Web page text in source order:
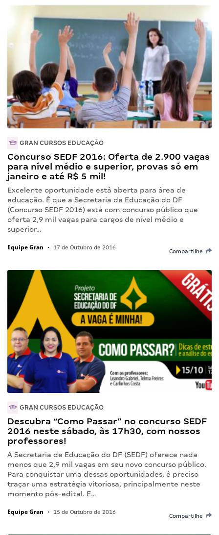
GRAN CURSOS EDUCAÇÃO
Concurso SEDF 2016: Oferta de 2.900 vagas
para nível médio e superior, provas só em
janeiro e até R$ 5 mil!
Excelente oportunidade está aberta para área de
educação. É que a Secretaria de Educação do DF
(Concurso SEDF 2016) está com concurso público que
oferta 2,9 mil vagas para cargos de nível médio e
superior…
Equipe Gran • 17 de Outubro de 2016
Compartilhe
GRAN CURSOS EDUCAÇÃO
Descubra “Como Passar” no concurso SEDF
2016 neste sábado, às 17h30, com nossos
professores!
A Secretaria de Educação do DF (SEDF) oferece nada
menos que 2,9 mil vagas em seu novo concurso público.
Para conquistar uma dessas oportunidades, é preciso
traçar uma estratégia vitoriosa, principalmente neste
momento pós-edital. E…
Equipe Gran • 15 de Outubro de 2016
Compartilhe